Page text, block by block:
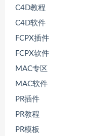
C4D教程
C4D软件
FCPX插件
FCPX软件
MAC专区
MAC软件
PR插件
PR教程
PR模板